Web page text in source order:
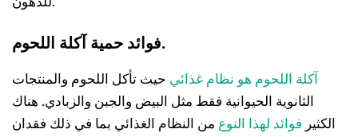
فوائد حمية آكلة اللحوم.
آكلة اللحوم هو نظام غذائي حيث تأكل اللحوم والمنتجات
الثانوية الحيوانية فقط مثل البيض والجبن والزبادي. هناك
الكثير فوائد لهذا النوع من النظام الغذائي بما في ذلك فقدان